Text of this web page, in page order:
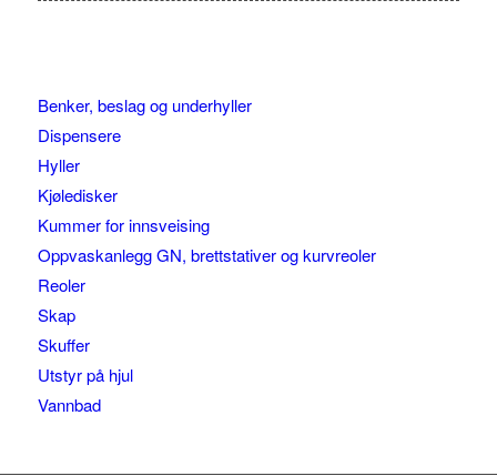
Benker, beslag og underhyller
Dispensere
Hyller
Kjøledisker
Kummer for innsveising
Oppvaskanlegg GN, brettstativer og kurvreoler
Reoler
Skap
Skuffer
Utstyr på hjul
Vannbad